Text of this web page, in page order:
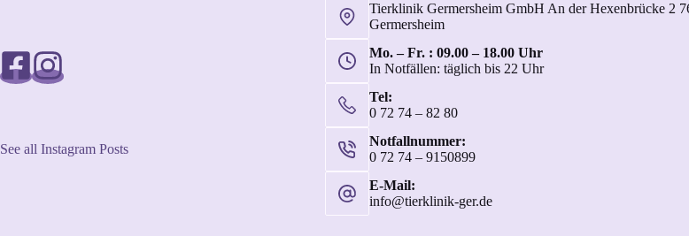
See all Instagram Posts
Tierklinik Germersheim GmbH An der Hexenbrücke 2
Germersheim
Mo. – Fr. : 09.00 – 18.00 Uhr
In Notfällen: täglich bis 22 Uhr
Tel:
0 72 74 – 82 80
Notfallnummer:
0 72 74 – 9150899
E-Mail:
info@tierklinik-ger.de